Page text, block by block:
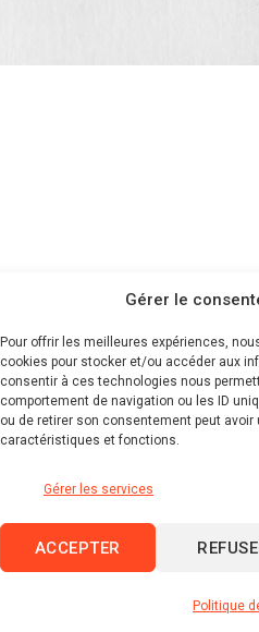
Gérer le
Pour offrir les meilleures expériences,
cookies pour stocker et/ou accéder aux
consentir à ces technologies nous
comportement de navigation ou les ID
ou de retirer son consentement peut
caractéristiques et fonctions.
Gérer les services
ACCEPTER
Politique